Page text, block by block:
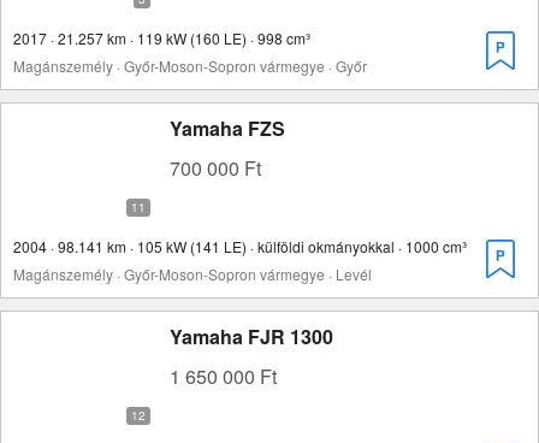
2017 · 21.257 km · 119 kW (160 LE) · 998 cm³
Magánszemély · Győr-Moson-Sopron vármegye · Győr
Yamaha FZS
700 000 Ft
2004 · 98.141 km · 105 kW (141 LE) · külföldi okmányokkal · 1000 cm³
Magánszemély · Győr-Moson-Sopron vármegye · Levél
Yamaha FJR 1300
1 650 000 Ft